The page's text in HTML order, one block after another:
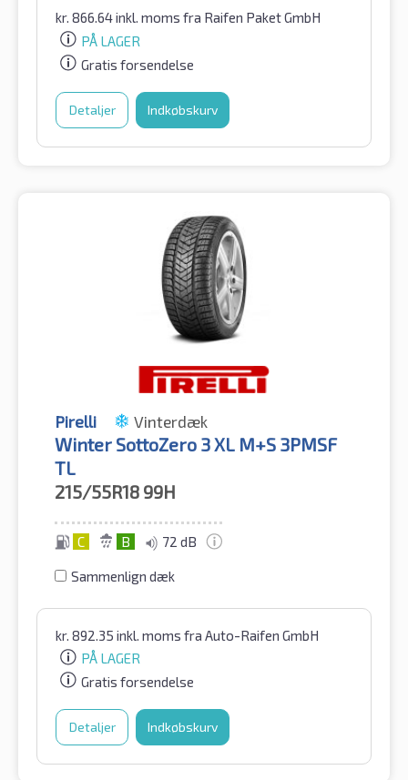
kr. 866.64inkl. moms fra Raifen Paket GmbH
PÅ LAGER
Gratis forsendelse
Detaljer Indkøbskurv
Pirelli Vinterdæk
Winter SottoZero 3 XL M+S 3PMSF
TL
215/55R18 99H
C B 72 dB
Sammenlign dæk
kr. 892.35 inkl. moms fra Auto-Raifen GmbH
PÅ LAGER
Gratis forsendelse
Detaljer Indkøbskurv